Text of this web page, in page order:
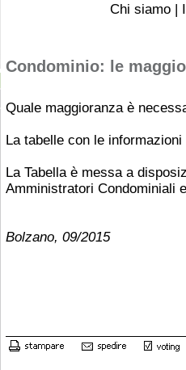
Chi siamo |
Condominio: le
Quale maggioranza è
La tabelle con le
La Tabella è messa a
Amministratori Condominiali
Bolzano, 09/2015